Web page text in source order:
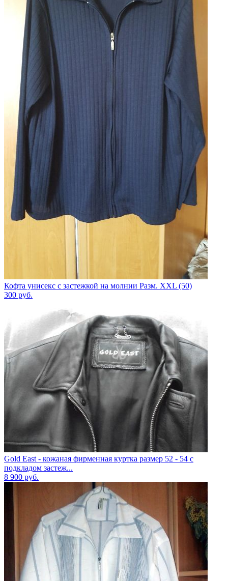
Кофта унисекс с застежкой на молнии Разм. XXL (50)
300 руб.
Gold East - кожаная фирменная куртка размер 52 - 54 с
подкладом застеж...
8 900 руб.